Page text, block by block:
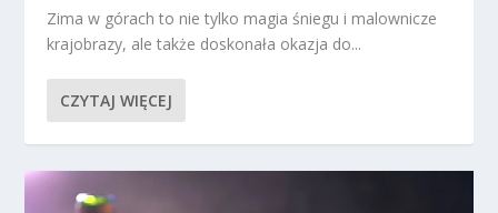
Zima w górach to nie tylko magia śniegu i malownicze
krajobrazy, ale także doskonała okazja do...
CZYTAJ WIĘCEJ